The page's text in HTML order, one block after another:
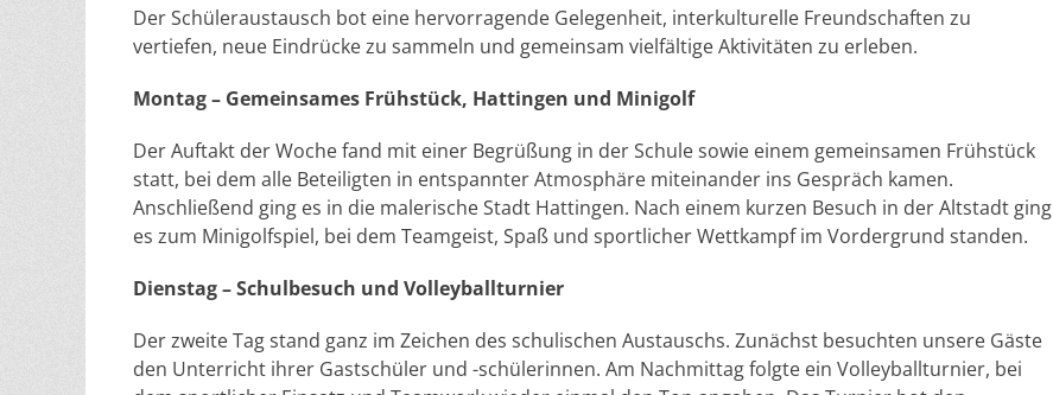
Der Schüleraustausch bot eine hervorragende Gelegenheit, interkulturelle Freundschaften zu
vertiefen, neue Eindrücke zu sammeln und gemeinsam vielfältige Aktivitäten zu erleben.
Montag – Gemeinsames Frühstück, Hattingen und Minigolf
Der Auftakt der Woche fand mit einer Begrüßung in der Schule sowie einem gemeinsamen Frühstück
statt, bei dem alle Beteiligten in entspannter Atmosphäre miteinander ins Gespräch kamen.
Anschließend ging es in die malerische Stadt Hattingen. Nach einem kurzen Besuch in der Altstadt ging
es zum Minigolfspiel, bei dem Teamgeist, Spaß und sportlicher Wettkampf im Vordergrund standen.
Dienstag – Schulbesuch und Volleyballturnier
Der zweite Tag stand ganz im Zeichen des schulischen Austauschs. Zunächst besuchten unsere Gäste
den Unterricht ihrer Gastschüler und -schülerinnen. Am Nachmittag folgte ein Volleyballturnier, bei